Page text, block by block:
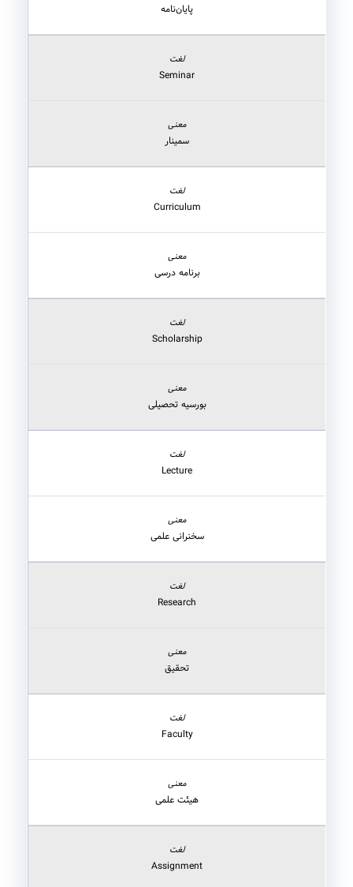
پایان‌نامه
Seminar
سمینار
Curriculum
برنامه درسی
Scholarship
بورسیه تحصیلی
Lecture
سخنرانی علمی
Research
تحقیق
Faculty
هیئت علمی
Assignment